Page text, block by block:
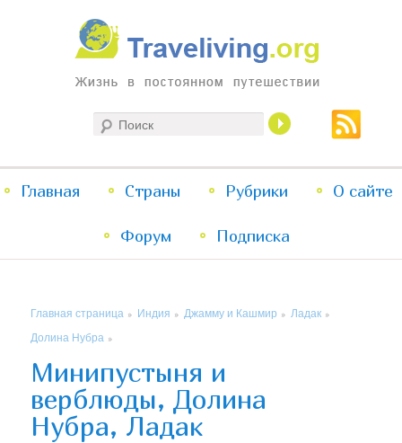
Traveliving
Жизнь в постоянном путешествии
меню
Перейти
к
Перейти
к
Главная Страны Рубрики О сайте
Форум Подписка
Главная страница » Индия » Джамму и Кашмир » Ладак »
Долина Нубра »
Минипустыня и
верблюды, Долина
Нубра, Ладак